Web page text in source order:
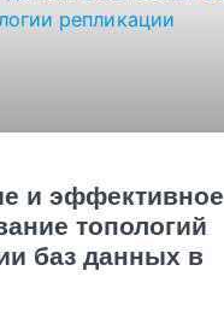
и эффективное
топологий
баз данных в